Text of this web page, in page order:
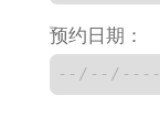
预约日期：